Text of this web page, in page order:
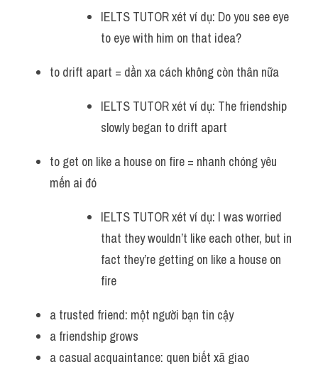
IELTS TUTOR xét ví dụ: Do you see eye
to eye with him on that idea?
to drift apart = dần xa cách không còn thân nữa
IELTS TUTOR xét ví dụ: The friendship
slowly began to drift apart
to get on like a house on fire = nhanh chóng yêu
mến ai đó
IELTS TUTOR xét ví dụ: I was worried
that they wouldn’t like each other, but in
fact they’re getting on like a house on
fire
a trusted friend: một người bạn tin cậy
a friendship grows
a casual acquaintance: quen biết xã giao